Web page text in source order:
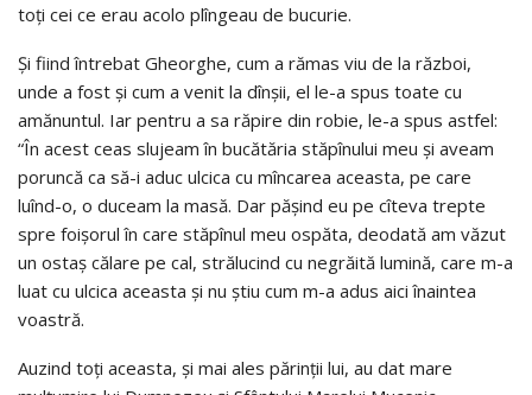
toţi cei ce erau acolo plîngeau de bucurie.
Şi fiind întrebat Gheorghe, cum a rămas viu de la război,
unde a fost şi cum a venit la dînşii, el le-a spus toate cu
amănuntul. Iar pentru a sa răpire din robie, le-a spus astfel:
“În acest ceas slujeam în bucătăria stăpînului meu şi aveam
poruncă ca să-i aduc ulcica cu mîncarea aceasta, pe care
luînd-o, o duceam la masă. Dar păşind eu pe cîteva trepte
spre foişorul în care stăpînul meu ospăta, deodată am văzut
un ostaş călare pe cal, strălucind cu negrăită lumină, care m-a
luat cu ulcica aceasta şi nu ştiu cum m-a adus aici înaintea
voastră.
Auzind toţi aceasta, şi mai ales părinţii lui, au dat mare